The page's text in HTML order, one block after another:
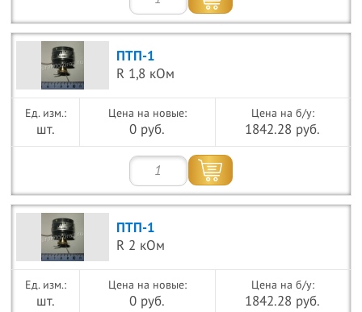
ПТП-1
R 1,8 кОм
шт.
Цена на новые:
0 руб.
Цена на б/у:
1842.28 руб.
ПТП-1
R 2 кОм
шт.
Цена на новые:
0 руб.
Цена на б/у:
1842.28 руб.